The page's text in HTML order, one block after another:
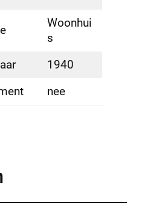
Woonhui
s
1940
nee